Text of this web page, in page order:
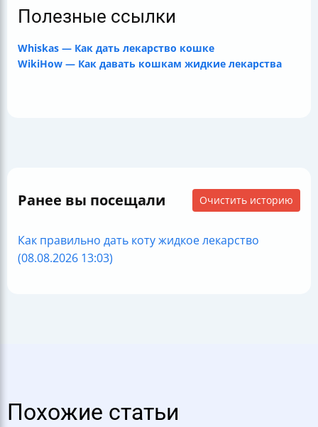
Полезные ссылки
Whiskas — Как дать лекарство кошке
WikiHow — Как давать кошкам жидкие лекарства
Ранее вы посещали Очистить историю
Как правильно дать коту жидкое лекарство
(08.08.2026 13:03)
Похожие статьи